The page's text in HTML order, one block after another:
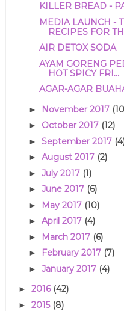
KILLER BREAD -
MEDIA LAUNCH -
RECIPES FOR
AIR DETOX SODA
AYAM GORENG
HOT SPICY FRI...
AGAR-AGAR
► November 2017
► October 2017 (12)
► September 2017
► August 2017 (2)
► July 2017 (1)
► June 2017 (6)
► May 2017 (10)
► April 2017 (4)
► March 2017 (6)
► February 2017 (7)
► January 2017 (4)
► 2016 (42)
► 2015 (8)